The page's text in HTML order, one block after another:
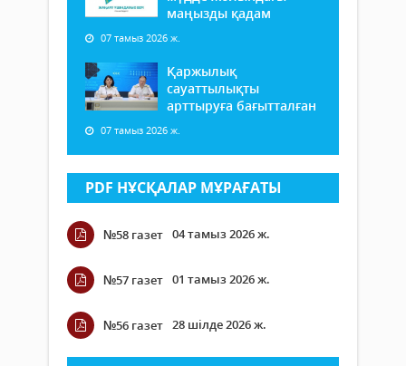
маңызды қадам
07 тамыз 2026 ж.
Қаржылық
сауаттылықты
арттыруға бағытталған
07 тамыз 2026 ж.
PDF НҰСҚАЛАР МҰРАҒАТЫ
№58 газет 04 тамыз 2026 ж.
№57 газет 01 тамыз 2026 ж.
№56 газет 28 шілде 2026 ж.